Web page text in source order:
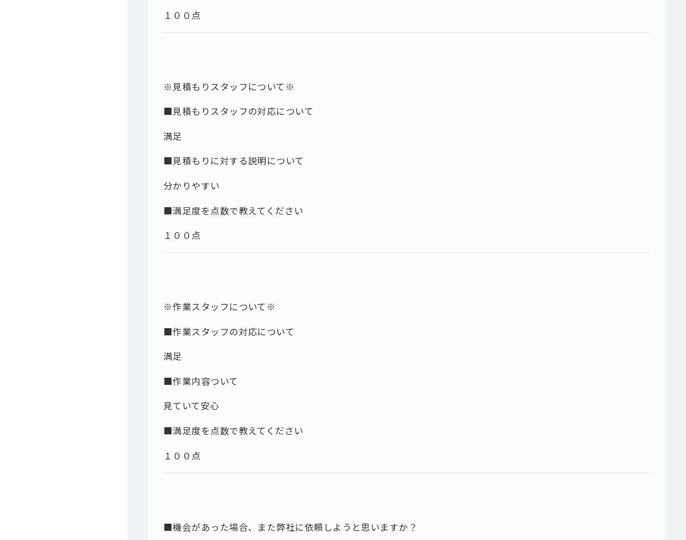
１００点
※見積もりスタッフについて※
■見積もりスタッフの対応について
満足
■見積もりに対する説明について
分かりやすい
■満足度を点数で教えてください
１００点
※作業スタッフについて※
■作業スタッフの対応について
満足
■作業内容ついて
見ていて安心
■満足度を点数で教えてください
１００点
■機会があった場合、また弊社に依頼しようと思いますか？